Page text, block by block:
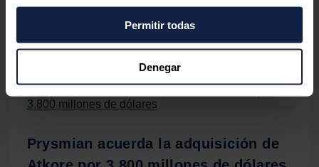
momento desde la Declaración de cookies o clicando en
el Menú de consentimiento.
Si lo permite, también quisiéramos:
Recopilar información sobre su ubicación
geográfica que puede tener una precisión de varios
para buscar características específicas (huellas
Permitir todas
Denegar
operación.
Noticias relacionadas
Prysmian acuerda la adquisición de